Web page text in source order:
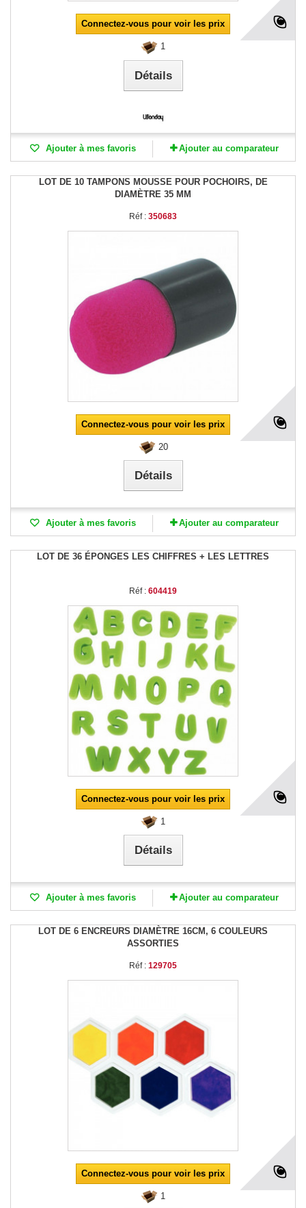
Connectez-vous pour voir les prix
1
Détails
Ajouter à mes favoris Ajouter au comparateur
LOT DE 10 TAMPONS MOUSSE POUR POCHOIRS, DE
DIAMÈTRE 35 MM
Réf : 350683
Connectez-vous pour voir les prix
20
Détails
Ajouter à mes favoris Ajouter au comparateur
LOT DE 36 ÉPONGES LES CHIFFRES + LES LETTRES
Réf : 604419
Connectez-vous pour voir les prix
1
Détails
Ajouter à mes favoris Ajouter au comparateur
LOT DE 6 ENCREURS DIAMÈTRE 16CM, 6 COULEURS
ASSORTIES
Réf : 129705
Connectez-vous pour voir les prix
1